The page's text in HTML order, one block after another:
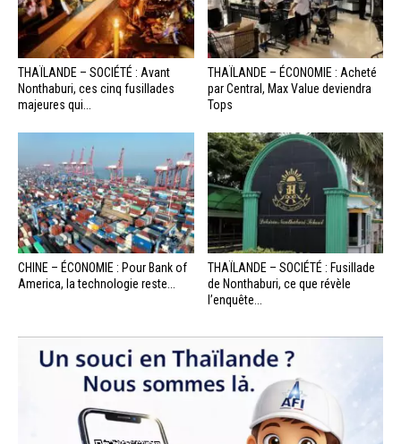
THAÏLANDE – SOCIÉTÉ : Avant
Nonthaburi, ces cinq fusillades
majeures qui...
THAÏLANDE – ÉCONOMIE : Acheté
par Central, Max Value deviendra
Tops
CHINE – ÉCONOMIE : Pour Bank of
America, la technologie reste...
THAÏLANDE – SOCIÉTÉ : Fusillade
de Nonthaburi, ce que révèle
l’enquête...